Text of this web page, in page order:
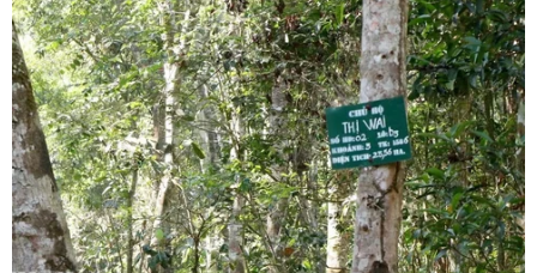
Mỹ cấm xuất khẩu vật liệu pin tái chế
và phế liệu vonfram trong một năm
05/08/2026 06:53
Brazil hạ cấp quan hệ với Argentina,
căng thẳng ngoại giao với Mỹ
05/08/2026 03:55